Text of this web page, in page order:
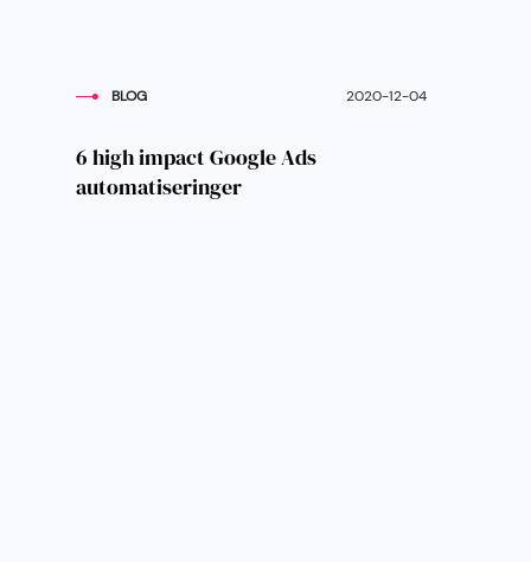
BLOG 2020-12-04
6 high impact Google Ads
automatiseringer